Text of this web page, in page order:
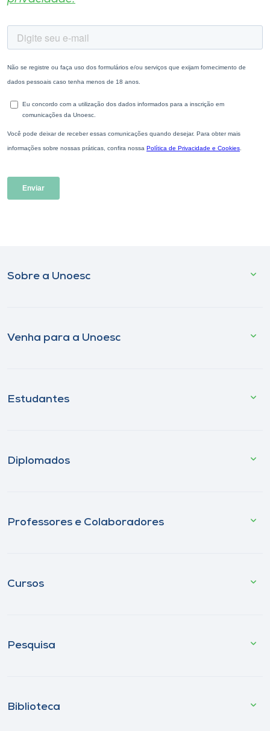
Sobre a Unoesc
Venha para a Unoesc
Estudantes
Diplomados
Professores e Colaboradores
Cursos
Pesquisa
Biblioteca